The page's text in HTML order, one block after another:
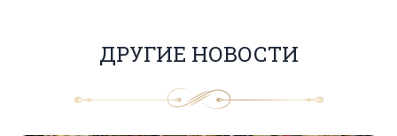
ДРУГИЕ НОВОСТИ